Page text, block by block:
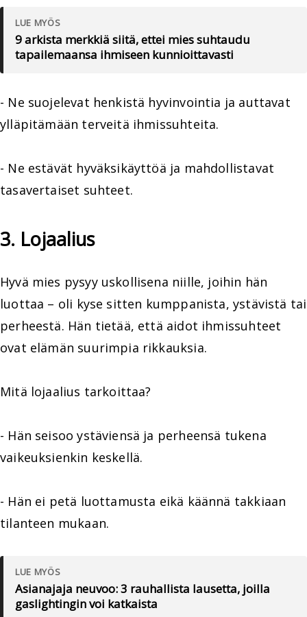
LUE MYÖS
9 arkista merkkiä siitä, ettei mies suhtaudu
tapailemaansa ihmiseen kunnioittavasti
- Ne suojelevat henkistä hyvinvointia ja auttavat
ylläpitämään terveitä ihmissuhteita.
- Ne estävät hyväksikäyttöä ja mahdollistavat
tasavertaiset suhteet.
3. Lojaalius
Hyvä mies pysyy uskollisena niille, joihin hän
luottaa – oli kyse sitten kumppanista, ystävistä tai
perheestä. Hän tietää, että aidot ihmissuhteet
ovat elämän suurimpia rikkauksia.
Mitä lojaalius tarkoittaa?
- Hän seisoo ystäviensä ja perheensä tukena
vaikeuksienkin keskellä.
- Hän ei petä luottamusta eikä käännä takkiaan
tilanteen mukaan.
LUE MYÖS
Asianajaja neuvoo: 3 rauhallista lausetta, joilla
gaslightingin voi katkaista